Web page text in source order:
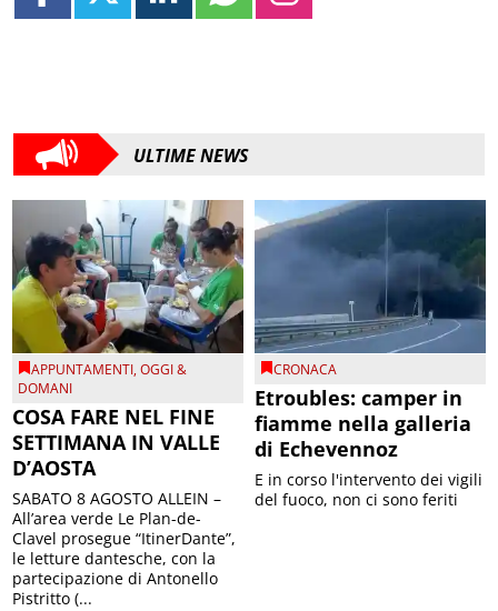
ULTIME NEWS
APPUNTAMENTI,OGGI &
DOMANI
COSA FARE NEL FINE
SETTIMANA IN VALLE
D’AOSTA
SABATO 8 AGOSTO ALLEIN –
All’area verde Le Plan-de-
Clavel prosegue “ItinerDante”,
le letture dantesche, con la
partecipazione di Antonello
Pistritto (...
CRONACA
Etroubles: camper in
fiamme nella galleria
di Echevennoz
E in corso l'intervento dei vigili
del fuoco, non ci sono feriti